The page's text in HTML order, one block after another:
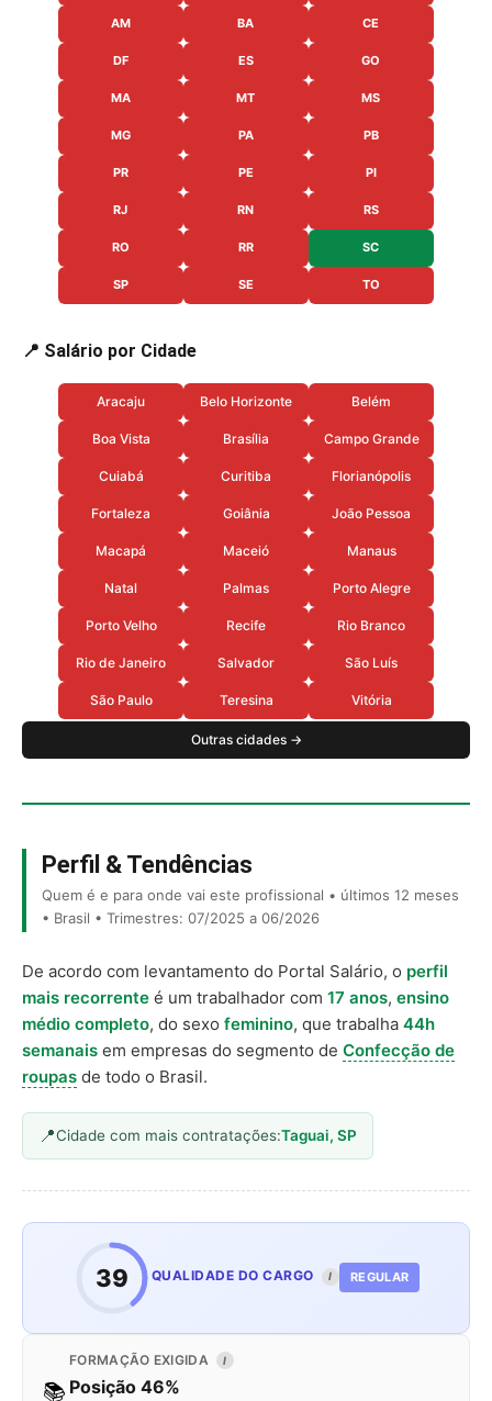
AM BA CE
DF ES GO
MA MT MS
MG PA PB
PR PE PI
RJ RN RS
RO RR SC
SP SE TO
📍 Salário por Cidade
Aracaju Belo Horizonte Belém
Boa Vista Brasília Campo Grande
Cuiabá Curitiba Florianópolis
Fortaleza Goiânia João Pessoa
Macapá Maceió Manaus
Natal Palmas Porto Alegre
Porto Velho Recife Rio Branco
Rio de Janeiro Salvador São Luís
São Paulo Teresina Vitória
Outras cidades →
Perfil & Tendências
Quem é e para onde vai este profissional • últimos 12 meses
• Brasil • Trimestres: 07/2025 a 06/2026
De acordo com levantamento do Portal Salário, o perfil
mais recorrente é um trabalhador com 17 anos, ensino
médio completo, do sexo feminino, que trabalha 44h
semanais em empresas do segmento de Confecção de
roupas de todo o Brasil.
Cidade com mais contratações:Taguai, SP
39 QUALIDADE DO CARGO I REGULAR
📚
FORMAÇÃO EXIGIDA I
Posição 46%